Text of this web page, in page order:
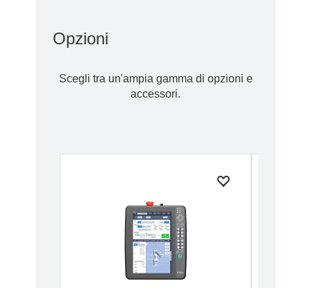
Opzioni
Scegli tra un'ampia gamma di opzioni e
accessori.